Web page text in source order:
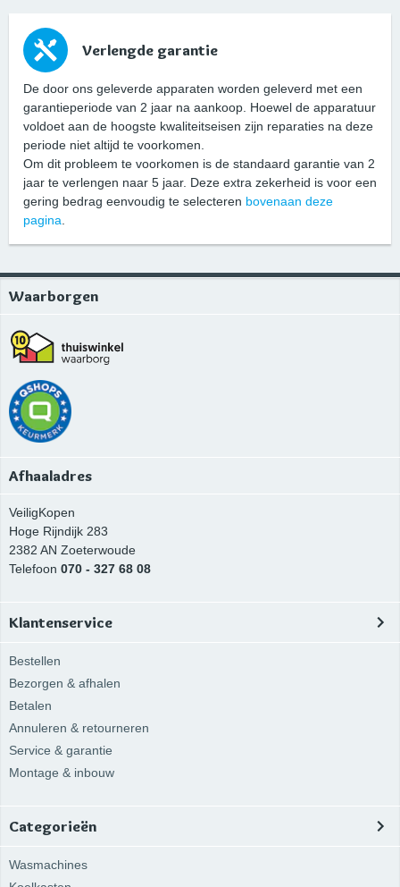
Verlengde garantie
De door ons geleverde apparaten worden geleverd met een
garantieperiode van 2 jaar na aankoop. Hoewel de apparatuur
voldoet aan de hoogste kwaliteitseisen zijn reparaties na deze
periode niet altijd te voorkomen.
Om dit probleem te voorkomen is de standaard garantie van 2
jaar te verlengen naar 5 jaar. Deze extra zekerheid is voor een
gering bedrag eenvoudig te selecteren bovenaan deze
pagina.
Waarborgen
Afhaaladres
VeiligKopen
Hoge Rijndijk 283
2382 AN Zoeterwoude
Telefoon 070 - 327 68 08
Klantenservice
Bestellen
Bezorgen & afhalen
Betalen
Annuleren & retourneren
Service & garantie
Montage & inbouw
Categorieën
Wasmachines